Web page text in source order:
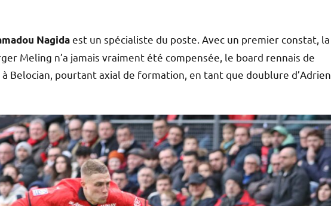
Nagidaest un spécialiste du poste. Avec un premier constat, la
Meling n’a jamais vraiment été compensée, le board rennais de
Belocian, pourtant axial de formation, en tant que doublure d’Adrien